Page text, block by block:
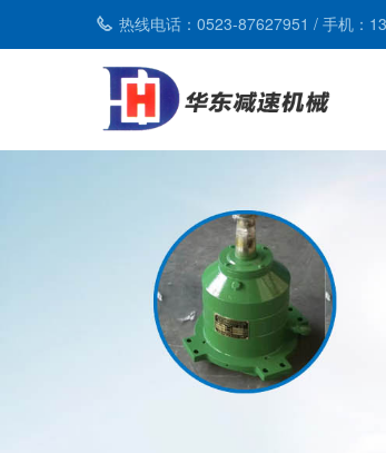
热线电话：0523-87627951 / 手机：